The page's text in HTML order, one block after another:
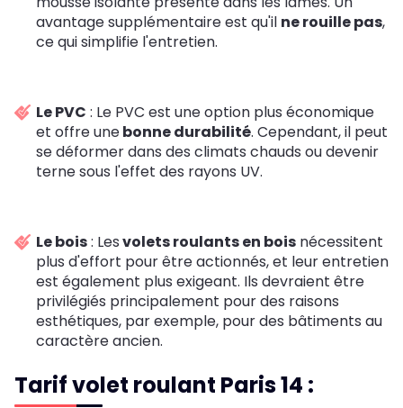
avantage supplémentaire est qu'il ne rouille pas,
ce qui simplifie l'entretien.
Le PVC : Le PVC est une option plus économique
et offre unebonne durabilité. Cependant, il peut
se déformer dans des climats chauds ou devenir
terne sous l'effet des rayons UV.
Le bois: Lesvolets roulants en bois nécessitent
plus d'effort pour être actionnés, et leur entretien
est également plus exigeant. Ils devraient être
privilégiés principalement pour des raisons
esthétiques, par exemple, pour des bâtiments au
caractère ancien.
Tarif volet roulant Paris 14 :